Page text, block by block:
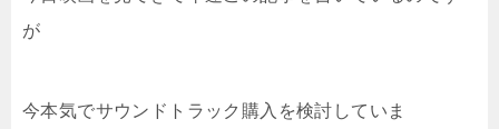
が
今本気でサウンドトラック購入を検討していま